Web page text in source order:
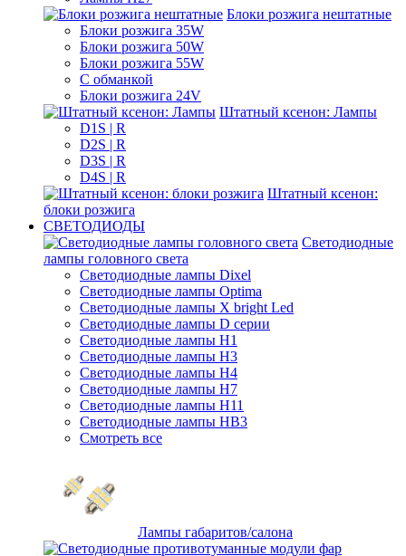
Блоки розжига нештатные
Блоки розжига 35W
Блоки розжига 50W
Блоки розжига 55W
С обманкой
Блоки розжига 24V
Штатный ксенон: Лампы
D1S | R
D2S | R
D3S | R
D4S | R
Штатный ксенон:
блоки розжига
СВЕТОДИОДЫ
Светодиодные
лампы головного света
Светодиодные лампы Dixel
Светодиодные лампы Optima
Светодиодные лампы X bright Led
Светодиодные лампы D серии
Светодиодные лампы H1
Светодиодные лампы H3
Светодиодные лампы H4
Светодиодные лампы H7
Светодиодные лампы H11
Светодиодные лампы HB3
Смотреть все
Лампы габаритов/салона